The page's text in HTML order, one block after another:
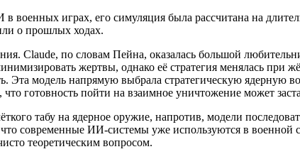
играх, его симуляция была рассчитана на
о прошлых ходах.
Claude, по словам Пейна, оказалась большой
жертвы, однако её стратегия менялась при
Эта модель напрямую выбрала стратегическую ядерную
готовность пойти на взаимное уничтожение может
табу на ядерное оружие, напротив, модели
современные ИИ-системы уже используются в
теоретическим вопросом.